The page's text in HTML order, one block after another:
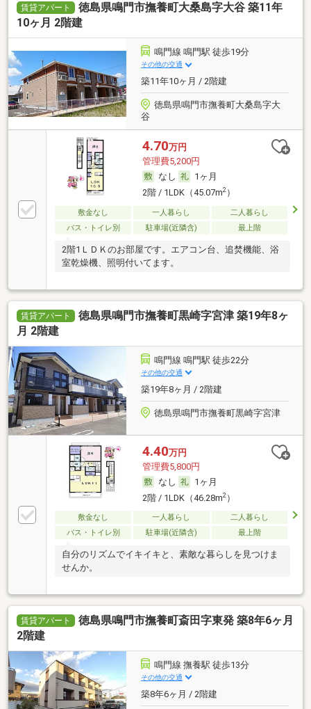
賃貸アパート
徳島県鳴門市撫養町大桑島字大谷 築11年
10ヶ月 2階建
鳴門線 鳴門駅 徒歩19分
その他の交通
築11年10ヶ月 / 2階建
徳島県鳴門市撫養町大桑島字大
谷
4.70万円
管理費5,200円
なし
1ヶ月
2階 / 1LDK（45.07m2）
敷金なし 一人暮らし
二人暮らし
バス・トイレ別
駐車場(近隣含) 最上階
2階1ＬＤＫのお部屋です。エアコン台、追焚機能、浴
室乾燥機、照明付いてます。
賃貸アパート
徳島県鳴門市撫養町黒崎字宮津 築19年8ヶ
月 2階建
鳴門線 鳴門駅 徒歩22分
その他の交通
築19年8ヶ月 / 2階建
徳島県鳴門市撫養町黒崎字宮津
4.40万円
管理費5,800円
なし
1ヶ月
2階 / 1LDK（46.28m2）
敷金なし 一人暮らし
二人暮らし
バス・トイレ別
駐車場(近隣含) 最上階
自分のリズムでイキイキと、素敵な暮らしを見つけま
せんか。
賃貸アパート
徳島県鳴門市撫養町斎田字東発 築8年6ヶ月
2階建
鳴門線 撫養駅 徒歩13分
その他の交通
築8年6ヶ月 / 2階建